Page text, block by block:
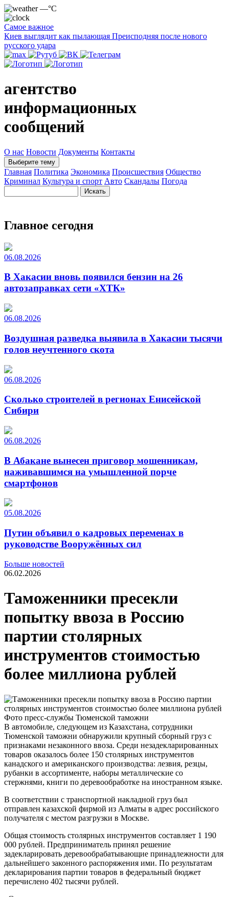
—°C
Самое важное
Киев выглядит как пылающая Преисподняя после нового
русского удара
агентство
информационных
сообщений
О нас Новости Документы Контакты
Выберите тему
Главная Политика Экономика Происшествия Общество
Криминал Культура и спорт Авто Скандалы Погода
Главное сегодня
06.08.2026
В Хакасии вновь появился бензин на 26
автозаправках сети «ХТК»
06.08.2026
Воздушная разведка выявила в Хакасии тысячи
голов неучтенного скота
06.08.2026
Сколько строителей в регионах Енисейской
Сибири
06.08.2026
В Абакане вынесен приговор мошенникам,
наживавшимся на умышленной порче
смартфонов
05.08.2026
Путин объявил о кадровых переменах в
руководстве Вооружённых сил
Больше новостей
06.02.2026
Таможенники пресекли
попытку ввоза в Россию
партии столярных
инструментов стоимостью
более миллиона рублей
Фото пресс-службы Тюменской таможни
В автомобиле, следующем из Казахстана, сотрудники
Тюменской таможни обнаружили крупный сборный груз с
признаками незаконного ввоза. Среди незадекларированных
товаров оказалось более 150 столярных инструментов
канадского и американского производства: лезвия, резцы,
рубанки в ассортименте, наборы металлические со
стержнями, книги по деревообработке на иностранном языке.
В соответствии с транспортной накладной груз был
отправлен казахской фирмой из Алматы в адрес российского
получателя с местом разгрузки в Москве.
Общая стоимость столярных инструментов составляет 1 190
000 рублей. Предприниматель принял решение
задекларировать деревообрабатывающие принадлежности для
дальнейшего законного распоряжения ими. По результатам
декларирования партии товаров в федеральный бюджет
перечислено 402 тысячи рублей.